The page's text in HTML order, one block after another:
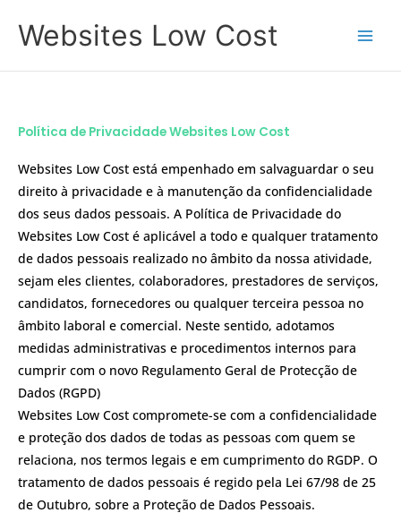
contentWebsites Low Cost
Política de Privacidade Websites Low Cost
Websites Low Cost está empenhado em salvaguardar o seu
direito à privacidade e à manutenção da confidencialidade
dos seus dados pessoais. A Política de Privacidade do
Websites Low Cost é aplicável a todo e qualquer tratamento
de dados pessoais realizado no âmbito da nossa atividade,
sejam eles clientes, colaboradores, prestadores de serviços,
candidatos, fornecedores ou qualquer terceira pessoa no
âmbito laboral e comercial. Neste sentido, adotamos
medidas administrativas e procedimentos internos para
cumprir com o novo Regulamento Geral de Protecção de
Dados (RGPD)
Websites Low Cost compromete-se com a confidencialidade
e proteção dos dados de todas as pessoas com quem se
relaciona, nos termos legais e em cumprimento do RGDP. O
tratamento de dados pessoais é regido pela Lei 67/98 de 25
de Outubro, sobre a Proteção de Dados Pessoais.